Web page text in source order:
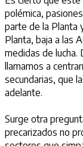
polémica,
parte de la Planta
Planta, baja a las
medidas de lucha.
llamamos a
secundarias, que
adelante.
Surge otra
precarizados no